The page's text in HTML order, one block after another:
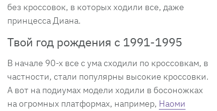
без кроссовок, в которых ходили все, даже
принцесса Диана.
Твой год рождения с 1991-1995
В начале 90-х все с ума сходили по кроссовкам, в
частности, стали популярны высокие кроссовки.
А вот на подиумах модели ходили в босоножках
на огромных платформах, например, Наоми